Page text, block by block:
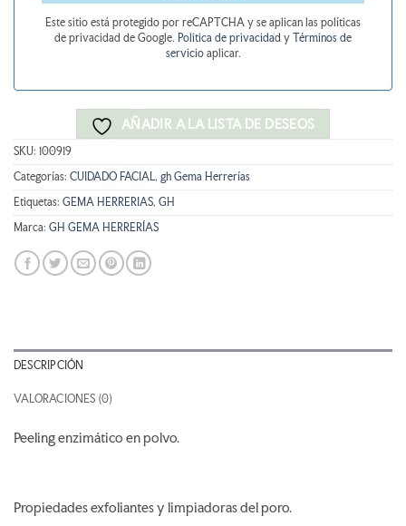
Este sitio está protegido por reCAPTCHA y se aplican las políticas
de privacidad de Google. Politica de privacidad y Términos de
servicio aplicar.
AÑADIR A LA LISTA DE DESEOS
SKU: 100919
Categorías: CUIDADO FACIAL, gh Gema Herrerías
Etiquetas: GEMA HERRERIAS, GH
Marca: GH GEMA HERRERÍAS
DESCRIPCIÓN
VALORACIONES (0)
Peeling enzimático en polvo.
Propiedades exfoliantes y limpiadoras del poro.